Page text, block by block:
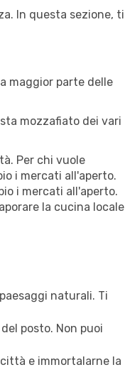
In questa sezione, ti
maggior parte delle
mozzafiato dei vari
Per chi vuole
i mercati all'aperto.
i mercati all'aperto.
la cucina locale
naturali. Ti
posto. Non puoi
e immortalarne la